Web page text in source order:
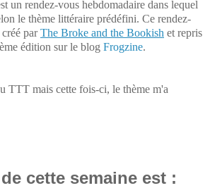
un rendez-vous hebdomadaire dans lequel
le thème littéraire prédéfini. Ce rendez-
parThe Broke and the Bookish et repris
édition sur le blog Frogzine.
TTT mais cette fois-ci, le thème m'a
cette semaine est :